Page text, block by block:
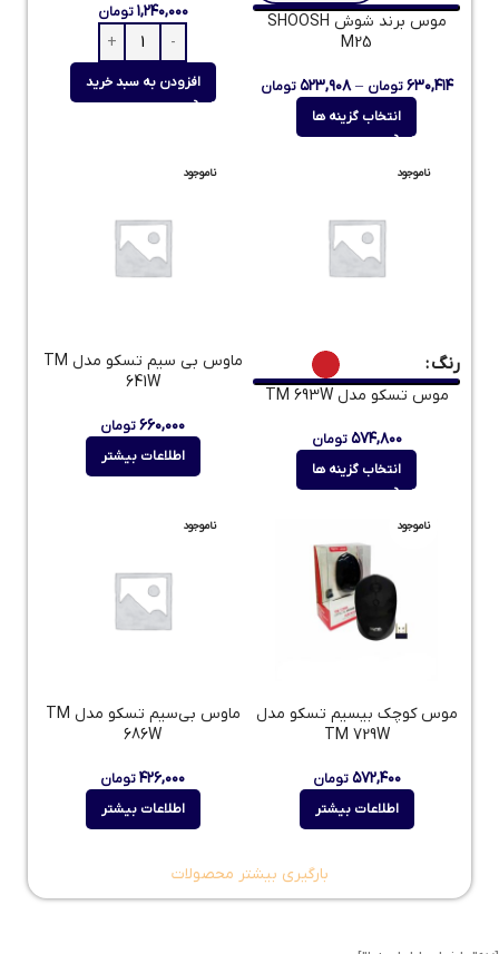
موس برند شوش SHOOSH
M25
۶۳۰,۴۱۴ تومان – ۵۲۳,۹۰۸ تومان
انتخاب گزینه ها
۱,۲۴۰,۰۰۰ تومان
افزودن به سبد خرید
ناموجود
رنگ
موس تسکو مدل TM 693W
۵۷۴,۸۰۰ تومان
انتخاب گزینه ها
ناموجود
ماوس بی سیم تسکو مدل TM
641W
۶۶۰,۰۰۰تومان
اطلاعات بیشتر
ناموجود
موس کوچک بیسیم تسکو مدل
TM 729W
۵۷۲,۴۰۰ تومان
اطلاعات بیشتر
ناموجود
ماوس بی‌سیم تسکو مدل TM
686W
۴۲۶,۰۰۰تومان
اطلاعات بیشتر
بارگیری بیشتر محصولات